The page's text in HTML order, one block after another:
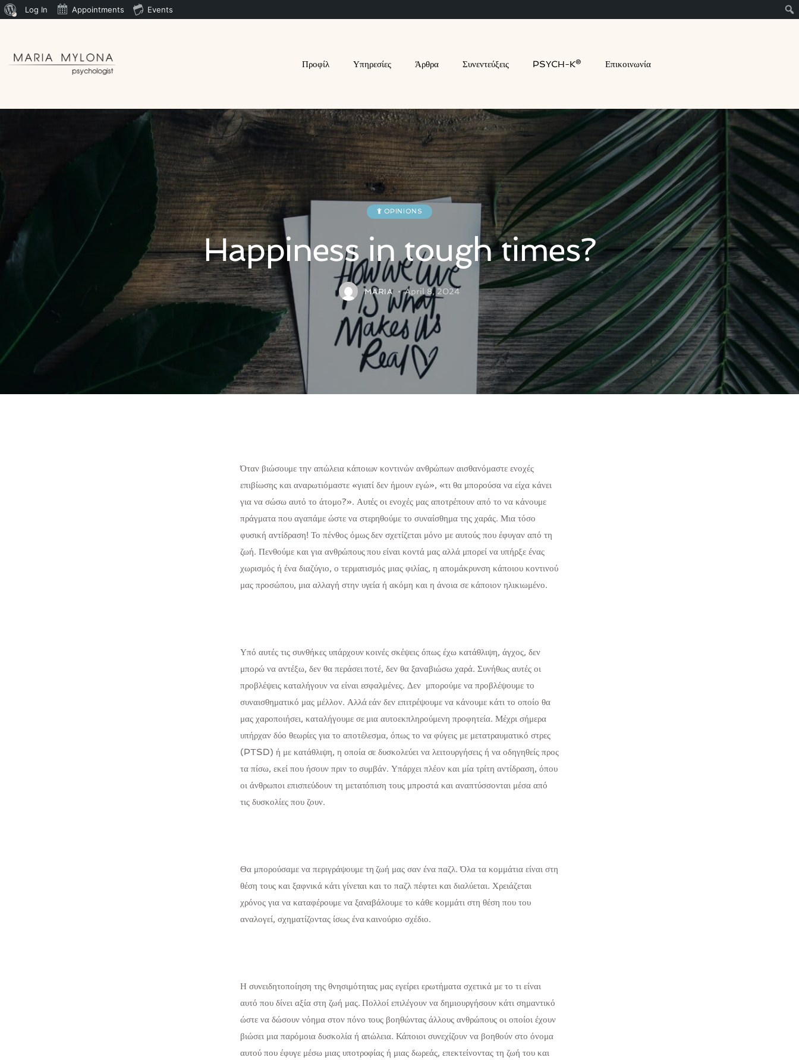
Log In Appointments Events
Προφίλ Υπηρεσίες Άρθρα Συνεντεύξεις PSYCH-K® Επικοινωνία
OPINIONS
Happiness in tough times?
MARIA April 8, 2024
Όταν βιώσουμε την απώλεια κάποιων κοντινών ανθρώπων αισθανόμαστε ενοχές
επιβίωσης και αναρωτιόμαστε «γιατί δεν ήμουν εγώ», «τι θα μπορούσα να είχα κάνει
για να σώσω αυτό το άτομο?». Αυτές οι ενοχές μας αποτρέπουν από το να κάνουμε
πράγματα που αγαπάμε ώστε να στερηθούμε το συναίσθημα της χαράς. Μια τόσο
φυσική αντίδραση! Το πένθος όμως δεν σχετίζεται μόνο με αυτούς που έφυγαν από τη
ζωή. Πενθούμε και για ανθρώπους που είναι κοντά μας αλλά μπορεί να υπήρξε ένας
χωρισμός ή ένα διαζύγιο, ο τερματισμός μιας φιλίας, η απομάκρυνση κάποιου κοντινού
μας προσώπου, μια αλλαγή στην υγεία ή ακόμη και η άνοια σε κάποιον ηλικιωμένο.
Υπό αυτές τις συνθήκες υπάρχουν κοινές σκέψεις όπως έχω κατάθλιψη, άγχος, δεν
μπορώ να αντέξω, δεν θα περάσει ποτέ, δεν θα ξαναβιώσω χαρά. Συνήθως αυτές οι
προβλέψεις καταλήγουν να είναι εσφαλμένες. Δεν μπορούμε να προβλέψουμε το
συναισθηματικό μας μέλλον. Αλλά εάν δεν επιτρέψουμε να κάνουμε κάτι το οποίο θα
μας χαροποιήσει, καταλήγουμε σε μια αυτοεκπληρούμενη προφητεία. Μέχρι σήμερα
υπήρχαν δύο θεωρίες για το αποτέλεσμα, όπως το να φύγεις με μετατραυματικό στρες
(PTSD) ή με κατάθλιψη, η οποία σε δυσκολεύει να λειτουργήσεις ή να οδηγηθείς προς
τα πίσω, εκεί που ήσουν πριν το συμβάν. Υπάρχει πλέον και μία τρίτη αντίδραση, όπου
οι άνθρωποι επισπεύδουν τη μετατόπιση τους μπροστά και αναπτύσσονται μέσα από
τις δυσκολίες που ζουν.
Θα μπορούσαμε να περιγράψουμε τη ζωή μας σαν ένα παζλ. Όλα τα κομμάτια είναι στη
θέση τους και ξαφνικά κάτι γίνεται και το παζλ πέφτει και διαλύεται. Χρειάζεται
χρόνος για να καταφέρουμε να ξαναβάλουμε το κάθε κομμάτι στη θέση που του
αναλογεί, σχηματίζοντας ίσως ένα καινούριο σχέδιο.
Η συνειδητοποίηση της θνησιμότητας μας εγείρει ερωτήματα σχετικά με το τι είναι
αυτό που δίνει αξία στη ζωή μας. Πολλοί επιλέγουν να δημιουργήσουν κάτι σημαντικό
ώστε να δώσουν νόημα στον πόνο τους βοηθώντας άλλους ανθρώπους οι οποίοι έχουν
βιώσει μια παρόμοια δυσκολία ή απώλεια. Κάποιοι συνεχίζουν να βοηθούν στο όνομα
αυτού που έφυγε μέσω μιας υποτροφίας ή μιας δωρεάς, επεκτείνοντας τη ζωή του και